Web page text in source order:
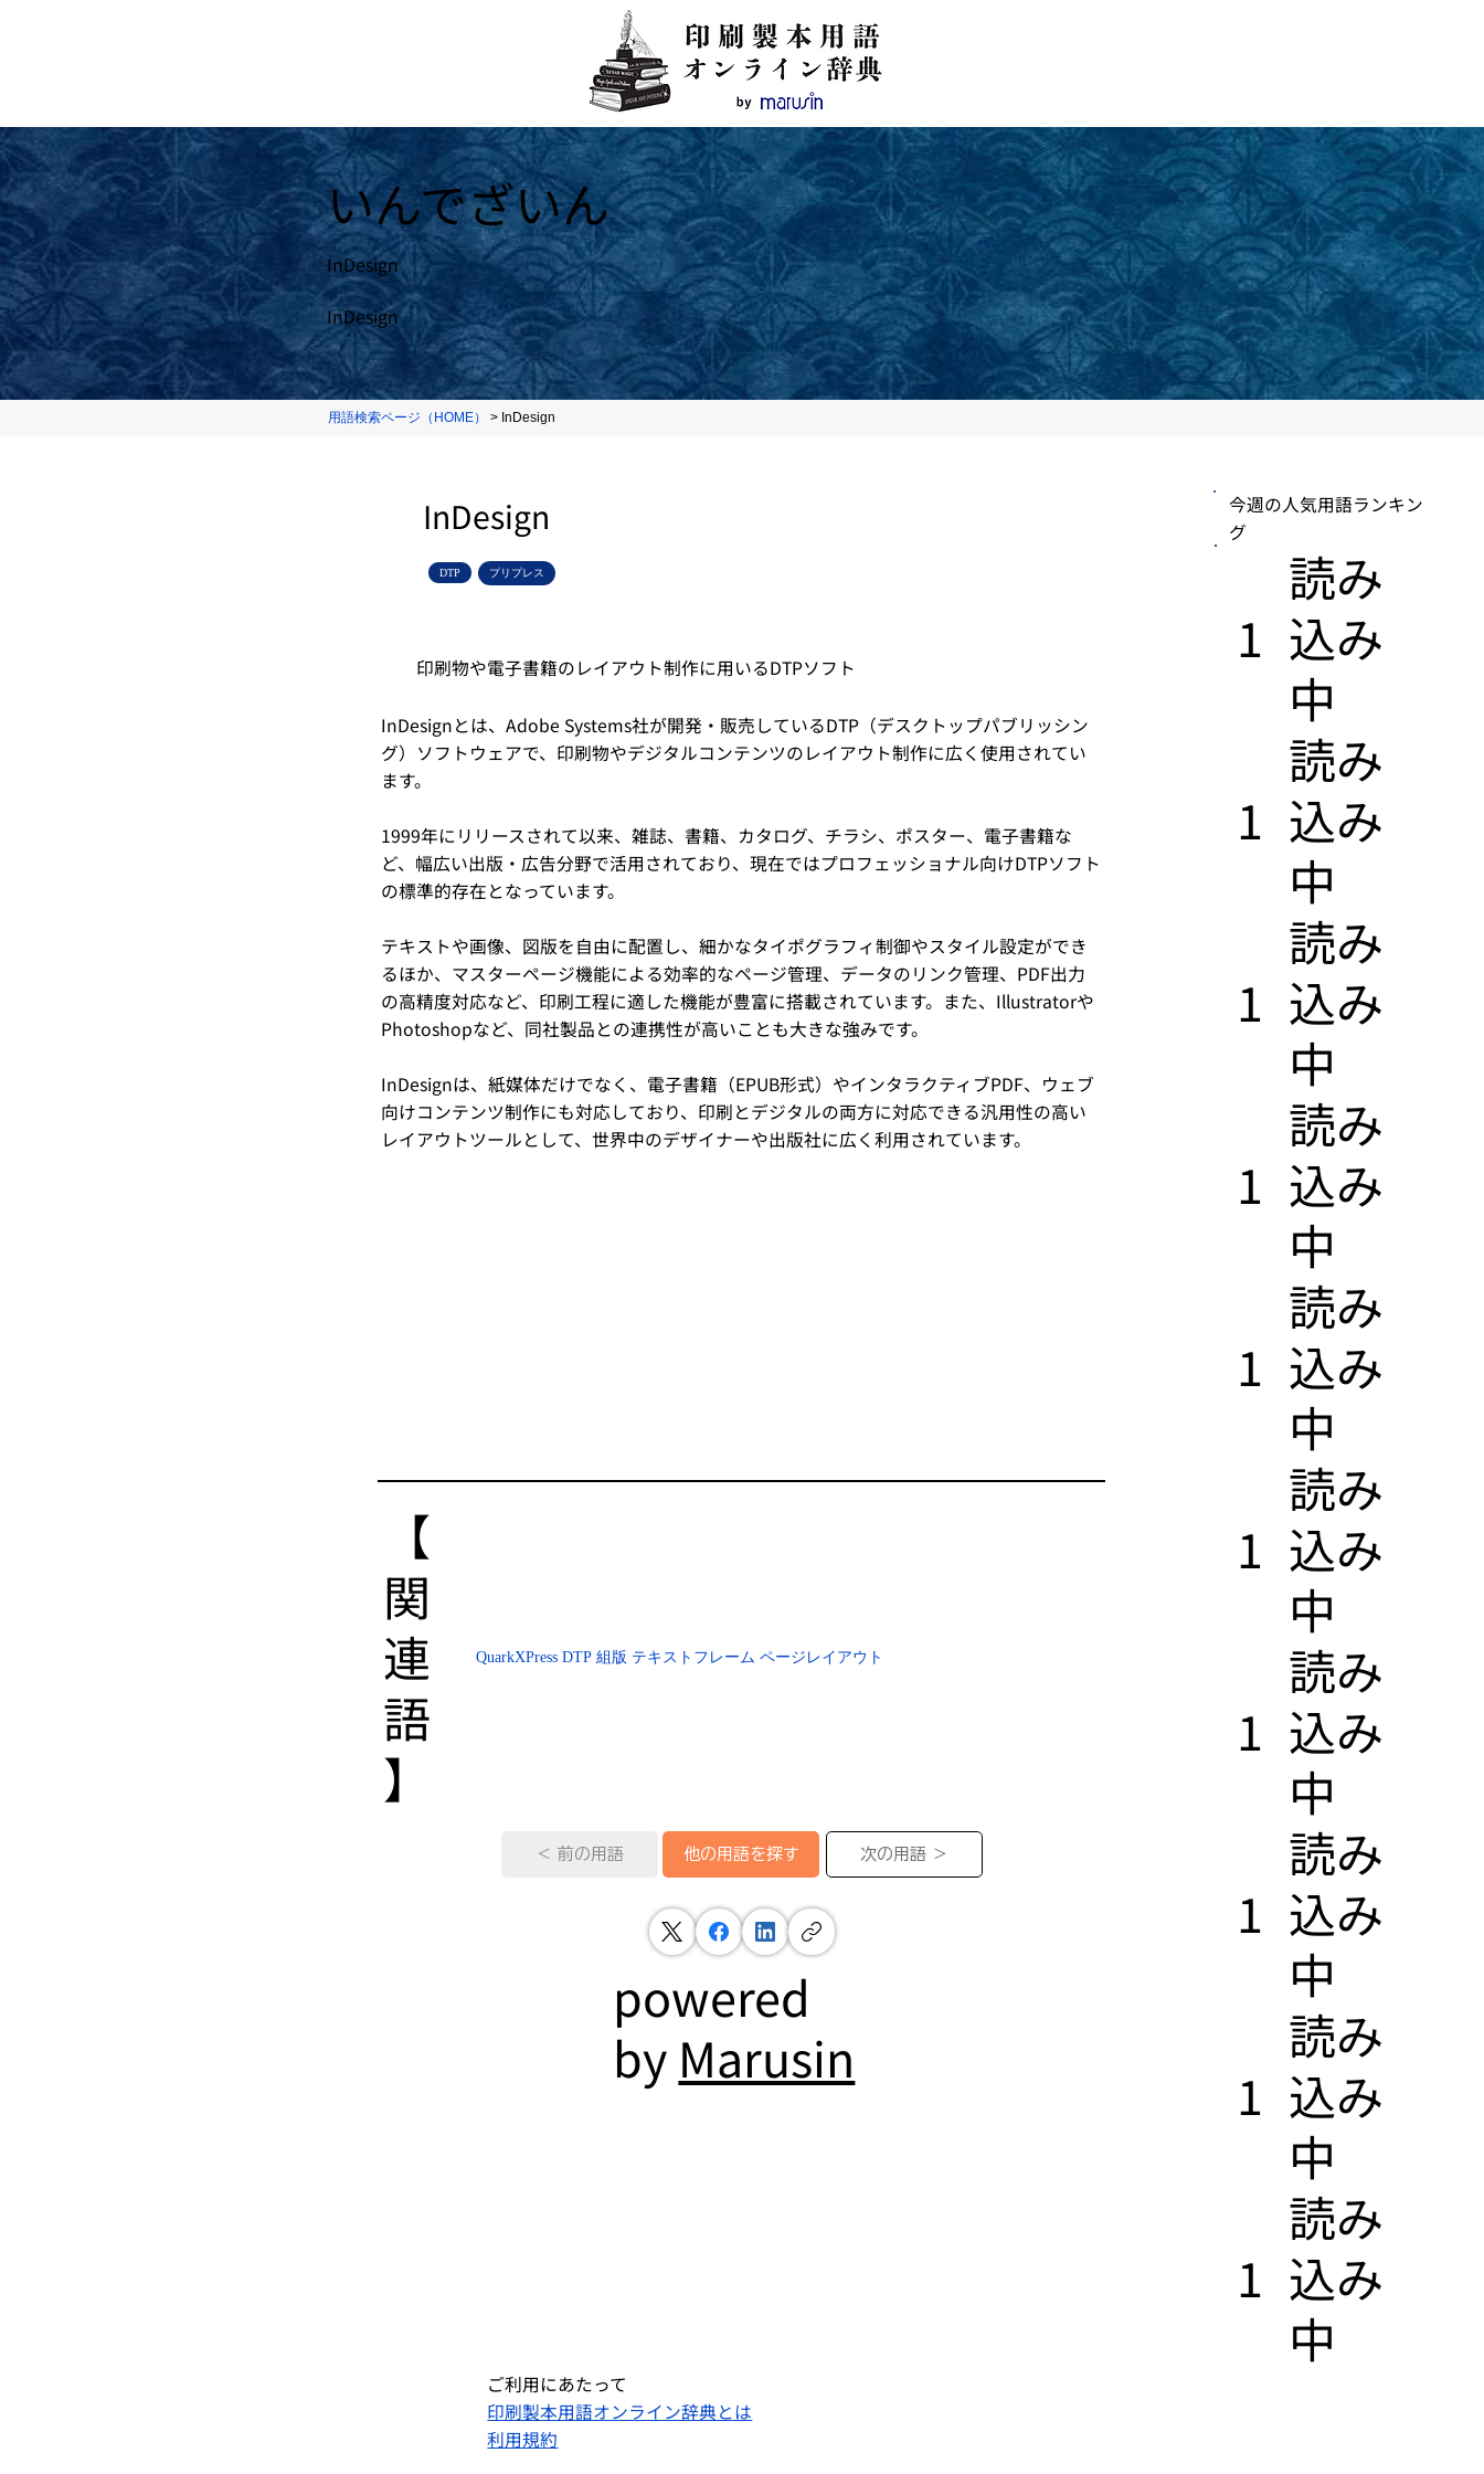
いんでざいん
InDesign
InDesign
用語検索ページ（HOME） > InDesign
InDesign
DTP プリプレス
印刷物や電子書籍のレイアウト制作に用いるDTPソフト
InDesignとは、Adobe Systems社が開発・販売しているDTP（デスクトップパブリッシン
グ）ソフトウェアで、印刷物やデジタルコンテンツのレイアウト制作に広く使用されてい
ます。
1999年にリリースされて以来、雑誌、書籍、カタログ、チラシ、ポスター、電子書籍な
ど、幅広い出版・広告分野で活用されており、現在ではプロフェッショナル向けDTPソフト
の標準的存在となっています。
テキストや画像、図版を自由に配置し、細かなタイポグラフィ制御やスタイル設定ができ
るほか、マスターページ機能による効率的なページ管理、データのリンク管理、PDF出力
の高精度対応など、印刷工程に適した機能が豊富に搭載されています。また、Illustratorや
Photoshopなど、同社製品との連携性が高いことも大きな強みです。
InDesignは、紙媒体だけでなく、電子書籍（EPUB形式）やインタラクティブPDF、ウェブ
向けコンテンツ制作にも対応しており、印刷とデジタルの両方に対応できる汎用性の高い
レイアウトツールとして、世界中のデザイナーや出版社に広く利用されています。
今週の人気用語ランキン
グ
1
​読み
込み
中
1
​読み
込み
中
1
​読み
込み
中
1
​読み
込み
中
1
​読み
込み
中
1
​読み
込み
中
1
​読み
込み
中
1
​読み
込み
中
1
​読み
込み
中
1
​読み
込み
中
【​
関
連
語
】
QuarkXPress DTP 組版 テキストフレーム ページレイアウト
＜ 前の用語 他の用語を探す 次の用語 ＞
powered
by Marusin
ご利用にあたって
印刷製本用語オンライン辞典とは
利用規約​